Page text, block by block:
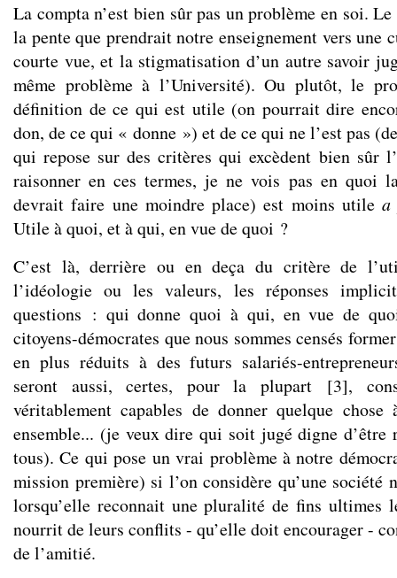
La compta n’est bien sûr pas un problème en soi.
la pente que prendrait notre enseignement vers une
courte vue, et la stigmatisation d’un autre savoir
même problème à l’Université). Ou plutôt, le
définition de ce qui est utile (on pourrait dire
don, de ce qui « donne ») et de ce qui ne l’est pas
qui repose sur des critères qui excèdent bien sûr
raisonner en ces termes, je ne vois pas en quoi
devrait faire une moindre place) est moins utile a
Utile à quoi, et à qui, en vue de quoi ?
C’est là, derrière ou en deça du critère de
l’idéologie ou les valeurs, les réponses
questions : qui donne quoi à qui, en vue de
citoyens-démocrates que nous sommes censés
en plus réduits à des futurs salariés-
seront aussi, certes, pour la plupart[3],
véritablement capables de donner quelque
ensemble... (je veux dire qui soit jugé digne d’être
tous). Ce qui pose un vrai problème à notre
mission première) si l’on considère qu’une société
lorsqu’elle reconnait une pluralité de fins ultimes
nourrit de leurs conflits - qu’elle doit encourager -
de l’amitié.